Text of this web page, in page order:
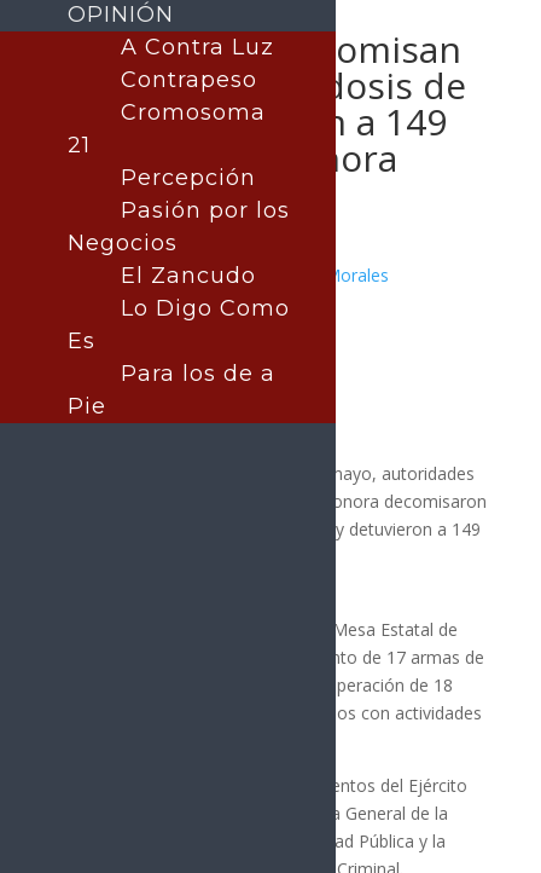
Autoridades decomisan
más de 550 mil dosis de
droga y detienen a 149
personas en Sonora
Publicado por:Juan Antonio Pérez Morales
Noticia del Día|SEGURIDAD
25 mayo, 2026
Durante la semana del 18 al 24 de mayo, autoridades
de los tres niveles de gobierno en Sonora decomisaron
más de 550 mil dosis de narcóticos y detuvieron a 149
Las acciones coordinadas desde la Mesa Estatal de
Seguridad incluyeron el aseguramiento de 17 armas de
fuego, 744 cartuchos útiles y la recuperación de 18
vehículos presuntamente relacionados con actividades
En los operativos participaron elementos del Ejército
Mexicano, Guardia Nacional, Fiscalía General de la
República, Policía Estatal de Seguridad Pública y la
OPINIÓN
A Contra Luz
Contrapeso
Cromosoma
21
Percepción
Pasión por los
Negocios
El Zancudo
Lo Digo Como
Es
Para los de a
Pie